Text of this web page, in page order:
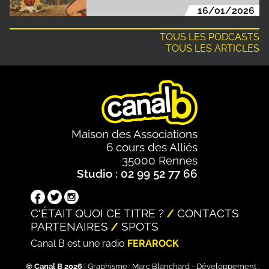
16/01/2026
TOUS LES PODCASTS
TOUS LES ARTICLES
Maison des Associations
6 cours des Alliés
35000 Rennes
Studio : 02 99 52 77 66
C'ÉTAIT QUOI CE TITRE ?
CONTACTS
PARTENAIRES
SPOTS
Canal B est une radio FERAROCK
© Canal B 2026 | Graphisme : Marc Blanchard - Développement :